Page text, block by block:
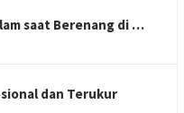
saat Berenang di …
dan Terukur